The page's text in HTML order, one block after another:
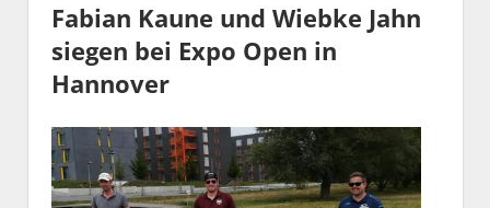
Fabian Kaune und Wiebke Jahn
siegen bei Expo Open in
Hannover